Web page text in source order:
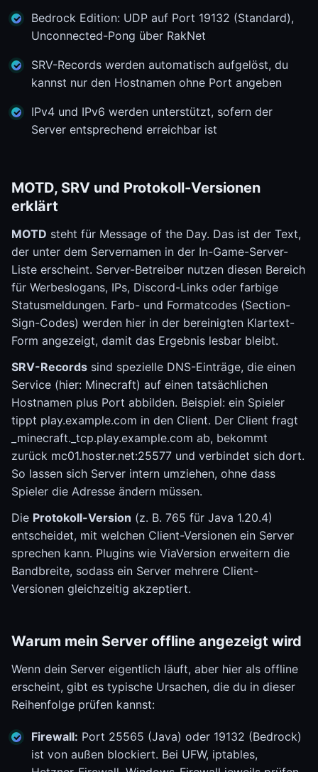
Bedrock Edition: UDP auf Port 19132 (Standard),
Unconnected-Pong über RakNet
SRV-Records werden automatisch aufgelöst, du
kannst nur den Hostnamen ohne Port angeben
IPv4 und IPv6 werden unterstützt, sofern der
Server entsprechend erreichbar ist
MOTD, SRV und Protokoll-Versionen
erklärt
MOTD steht für Message of the Day. Das ist der Text,
der unter dem Servernamen in der In-Game-Server-
Liste erscheint. Server-Betreiber nutzen diesen Bereich
für Werbeslogans, IPs, Discord-Links oder farbige
Statusmeldungen. Farb- und Formatcodes (Section-
Sign-Codes) werden hier in der bereinigten Klartext-
Form angezeigt, damit das Ergebnis lesbar bleibt.
SRV-Records sind spezielle DNS-Einträge, die einen
Service (hier: Minecraft) auf einen tatsächlichen
Hostnamen plus Port abbilden. Beispiel: ein Spieler
tippt play.example.com in den Client. Der Client fragt
_minecraft._tcp.play.example.com ab, bekommt
zurück mc01.hoster.net:25577 und verbindet sich dort.
So lassen sich Server intern umziehen, ohne dass
Spieler die Adresse ändern müssen.
Die Protokoll-Version (z. B. 765 für Java 1.20.4)
entscheidet, mit welchen Client-Versionen ein Server
sprechen kann. Plugins wie ViaVersion erweitern die
Bandbreite, sodass ein Server mehrere Client-
Versionen gleichzeitig akzeptiert.
Warum mein Server offline angezeigt wird
Wenn dein Server eigentlich läuft, aber hier als offline
erscheint, gibt es typische Ursachen, die du in dieser
Reihenfolge prüfen kannst:
Firewall: Port 25565 (Java) oder 19132 (Bedrock)
ist von außen blockiert. Bei UFW, iptables,